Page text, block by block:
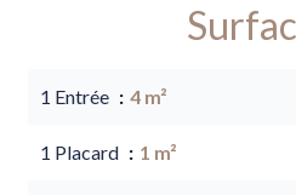
1 Entrée 4 m²
1 Placard 1 m²